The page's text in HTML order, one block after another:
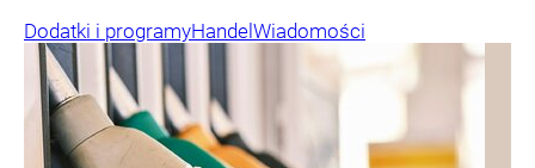
Dodatki i programyHandelWiadomości